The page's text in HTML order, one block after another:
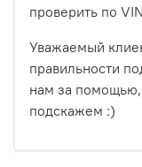
проверить по
Уважаемый
правильности
нам за
подскажем :)